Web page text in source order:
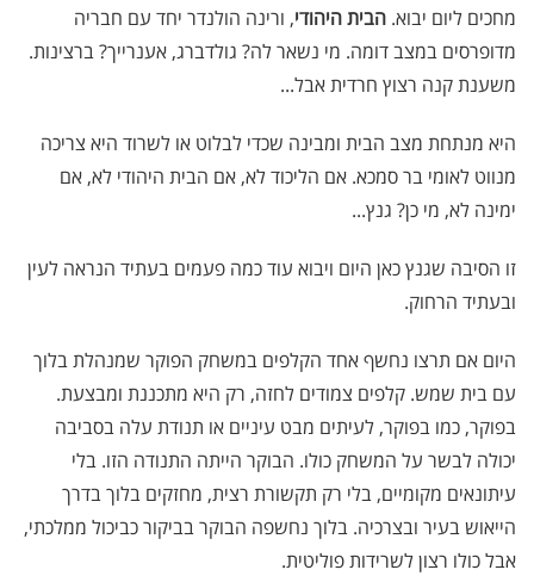
מחכים ליום יבוא. הבית היהודי, ורינה הולנדר יחד עם חבריה
מדופרסים במצב דומה. מי נשאר לה? גולדברג, אענרייך? ברצינות.
משענת קנה רצוץ חרדית אבל...
היא מנתחת מצב הבית ומבינה שכדי לבלוט או לשרוד היא צריכה
מנווט לאומי בר סמכא. אם הליכוד לא, אם הבית היהודי לא, אם
ימינה לא, מי כן? גנץ...
זו הסיבה שגנץ כאן היום ויבוא עוד כמה פעמים בעתיד הנראה לעין
ובעתיד הרחוק.
היום אם תרצו נחשף אחד הקלפים במשחק הפוקר שמנהלת בלוך
עם בית שמש. קלפים צמודים לחזה, רק היא מתכננת ומבצעת.
בפוקר, כמו בפוקר, לעיתים מבט עיניים או תנודת עלה בסביבה
יכולה לבשר על המשחק כולו. הבוקר הייתה התנודה הזו. בלי
עיתונאים מקומיים, בלי רק תקשורת רצית, מחזקים בלוך בדרך
הייאוש בעיר ובצרכיה. בלוך נחשפה הבוקר בביקור כביכול ממלכתי,
אבל כולו רצון לשרידות פוליטית.